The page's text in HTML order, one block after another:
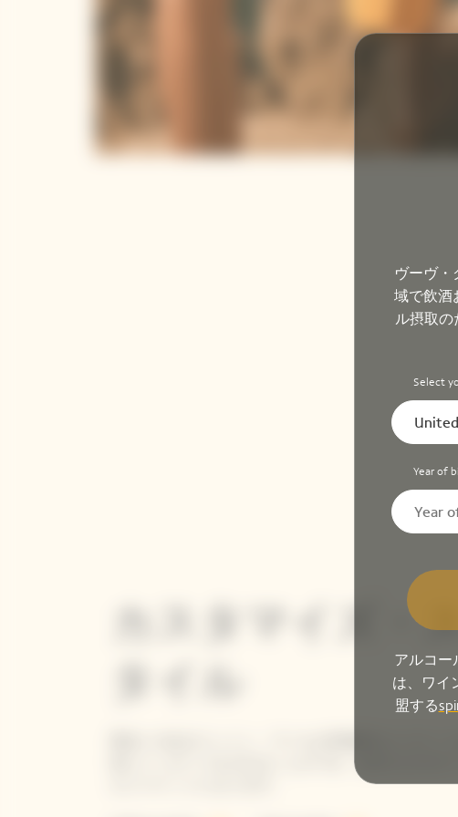
ヴーヴ
域で飲酒
ル摂取の
Select
Year of
アルコー
は、ワイ
盟する
カスタマイズ・
タイル
由にメッセージを入れることができ、自分だけのオリ